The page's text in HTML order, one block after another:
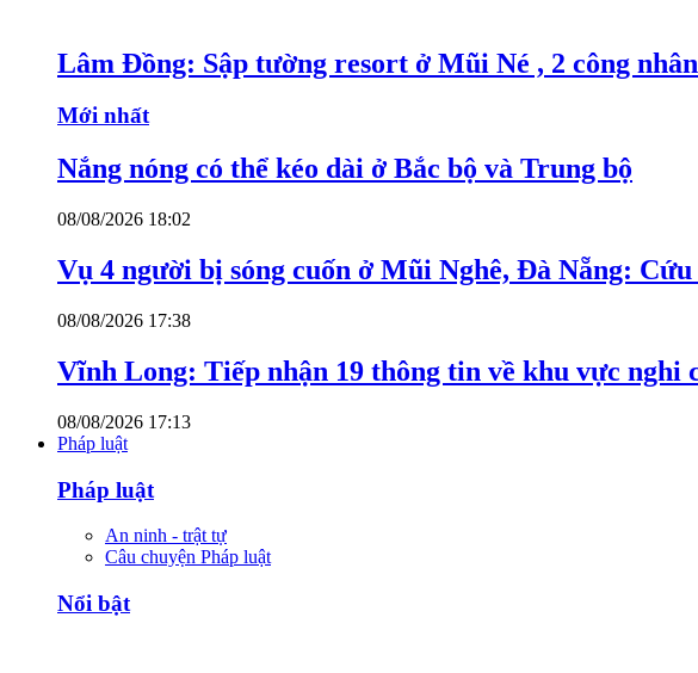
Lâm Đồng: Sập tường resort ở Mũi Né , 2 công
Mới nhất
Nắng nóng có thể kéo dài ở Bắc bộ và Trung bộ
08/08/2026 18:02
Vụ 4 người bị sóng cuốn ở Mũi Nghê, Đà Nẵng:
08/08/2026 17:38
Vĩnh Long: Tiếp nhận 19 thông tin về khu vực nghi
08/08/2026 17:13
Pháp luật
Pháp luật
An ninh - trật tự
Câu chuyện Pháp luật
Nổi bật